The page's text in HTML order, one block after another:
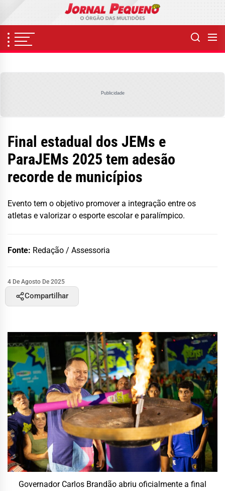
content
Publicidade
Final estadual dos JEMs e
ParaJEMs 2025 tem adesão
recorde de municípios
Evento tem o objetivo promover a integração entre os
atletas e valorizar o esporte escolar e paralímpico.
Fonte: Redação / Assessoria
4 De Agosto De 2025
Compartilhar
Governador Carlos Brandão abriu oficialmente a final